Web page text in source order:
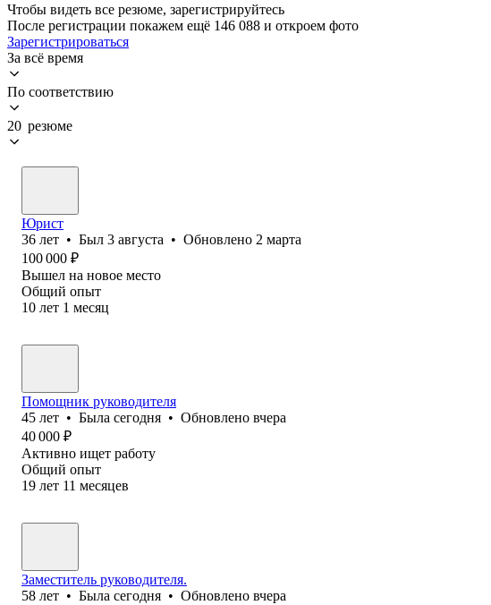
Чтобы видеть все резюме, зарегистрируйтесь
После регистрации покажем ещё 146 088 и откроем фото
Зарегистрироваться
За всё время
По соответствию
20 резюме
Юрист
36 лет • Был 3 августа • Обновлено 2 марта
100 000 ₽
Вышел на новое место
Общий опыт
10 лет 1 месяц
Помощник руководителя
45 лет • Была сегодня • Обновлено вчера
40 000 ₽
Активно ищет работу
Общий опыт
19 лет 11 месяцев
Заместитель руководителя.
58 лет • Была сегодня • Обновлено вчера